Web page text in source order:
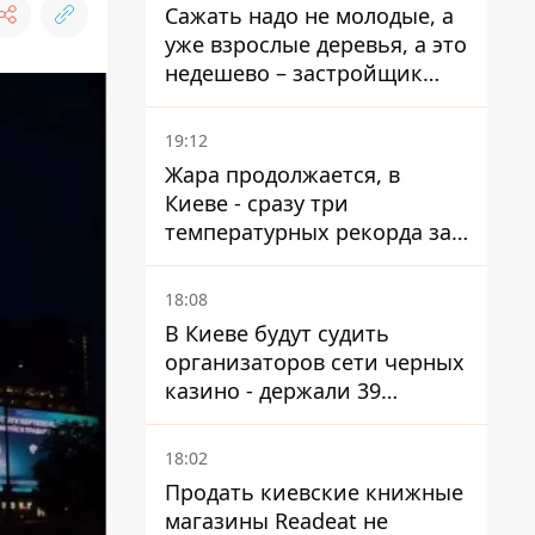
Сажать надо не молодые, а
уже взрослые деревья, а это
недешево – застройщик
Никонов
19:12
Жара продолжается, в
Киеве - сразу три
температурных рекорда за
день
18:08
В Киеве будут судить
организаторов сети черных
казино - держали 39
заведений
18:02
Продать киевские книжные
магазины Readeat не